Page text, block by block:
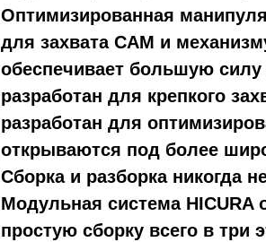
Оптимизированная
для захвата CAM и
обеспечивает большую силу
разработан для крепкого
разработан для
открываются под более
Сборка и разборка никогда
Модульная система HICURA
простую сборку всего в три